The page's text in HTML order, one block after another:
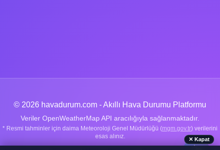
© 2026 havadurum.com - Akıllı Hava Durumu Platformu
Veriler OpenWeatherMap API aracılığıyla sağlanmaktadır.
* Resmi tahminler için daima Meteoroloji Genel Müdürlüğü (mgm.gov.tr) verilerini
esas alınız.
✕ Kapat